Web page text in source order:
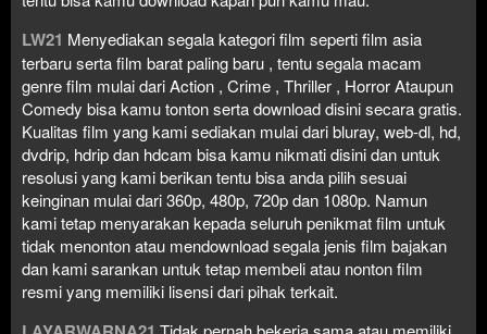
LW21 Menyediakan segala kategori film seperti film asia
terbaru serta film barat paling baru , tentu segala macam
genre film mulai dari Action , Crime , Thriller , Horror Ataupun
Comedy bisa kamu tonton serta download disini secara gratis.
Kualitas film yang kami sediakan mulai dari bluray, web-dl, hd,
dvdrip, hdrip dan hdcam bisa kamu nikmati disini dan untuk
resolusi yang kami berikan tentu bisa anda pilih sesuai
keinginan mulai dari 360p, 480p, 720p dan 1080p. Namun
kami tetap menyarakan kepada seluruh penikmat film untuk
tidak menonton atau mendownload segala jenis film bajakan
dan kami sarankan untuk tetap membeli atau nonton film
resmi yang memiliki lisensi dari pihak terkait.